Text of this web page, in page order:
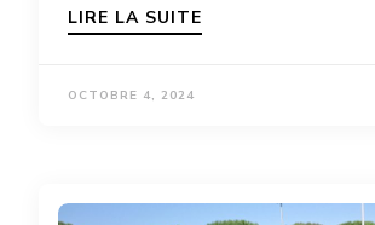
LIRE LA SUITE
OCTOBRE 4, 2024